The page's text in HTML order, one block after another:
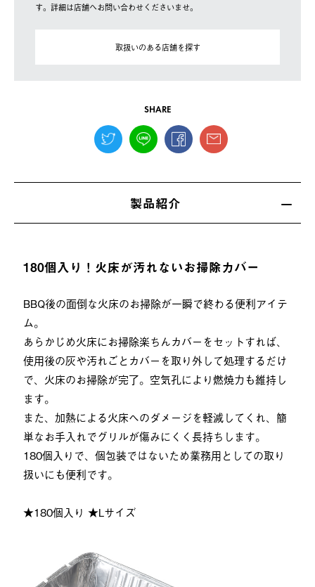
す。詳細は店舗へお問い合わせくださいませ。
取扱いのある店舗を探す
SHARE
製品紹介
180個入り！火床が汚れないお掃除カバー
BBQ後の面倒な火床のお掃除が一瞬で終わる便利アイテ
ム。
あらかじめ火床にお掃除楽ちんカバーをセットすれば、
使用後の灰や汚れごとカバーを取り外して処理するだけ
で、火床のお掃除が完了。空気孔により燃焼力も維持し
ます。
また、加熱による火床へのダメージを軽減してくれ、簡
単なお手入れでグリルが傷みにくく長持ちします。
180個入りで、個包装ではないため業務用としての取り
扱いにも便利です。
★180個入り ★Lサイズ